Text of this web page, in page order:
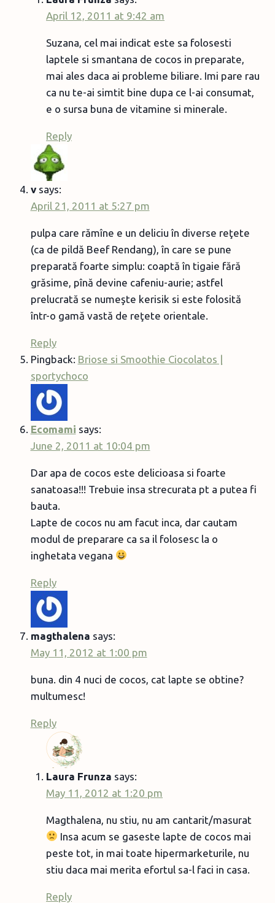
April 12, 2011 at 9:42 am
Suzana, cel mai indicat este sa folosesti
laptele si smantana de cocos in preparate,
mai ales daca ai probleme biliare. Imi pare rau
ca nu te-ai simtit bine dupa ce l-ai consumat,
e o sursa buna de vitamine si minerale.
Reply
v says:
April 21, 2011 at 5:27 pm
pulpa care rămîne e un deliciu în diverse reţete
(ca de pildă Beef Rendang), în care se pune
preparată foarte simplu: coaptă în tigaie fără
grăsime, pînă devine cafeniu-aurie; astfel
prelucrată se numeşte kerisik si este folosită
într-o gamă vastă de reţete orientale.
Reply
Pingback: Briose si Smoothie Ciocolatos |
sportychoco
Ecomami says:
June 2, 2011 at 10:04 pm
Dar apa de cocos este delicioasa si foarte
sanatoasa!!! Trebuie insa strecurata pt a putea fi
bauta.
Lapte de cocos nu am facut inca, dar cautam
modul de preparare ca sa il folosesc la o
inghetata vegana
Reply
magthalena says:
May 11, 2012 at 1:00 pm
buna. din 4 nuci de cocos, cat lapte se obtine?
multumesc!
Reply
Laura Frunza says:
May 11, 2012 at 1:20 pm
Magthalena, nu stiu, nu am cantarit/masurat
Insa acum se gaseste lapte de cocos mai
peste tot, in mai toate hipermarketurile, nu
stiu daca mai merita efortul sa-l faci in casa.
Reply